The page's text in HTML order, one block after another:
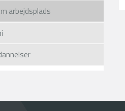
arbejdsplads